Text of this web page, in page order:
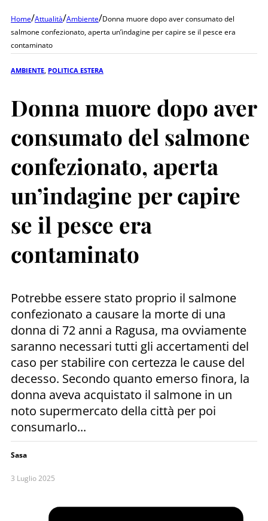
Home/Attualità/Ambiente/Donna muore dopo aver consumato del
salmone confezionato, aperta un’indagine per capire se il pesce era
contaminato
AMBIENTE POLITICA ESTERA
Donna muore dopo aver
consumato del salmone
confezionato, aperta
un’indagine per capire
se il pesce era
contaminato
Potrebbe essere stato proprio il salmone
confezionato a causare la morte di una
donna di 72 anni a Ragusa, ma ovviamente
saranno necessari tutti gli accertamenti del
caso per stabilire con certezza le cause del
decesso. Secondo quanto emerso finora, la
donna aveva acquistato il salmone in un
noto supermercato della città per poi
consumarlo...
Sasa
3 Luglio 2025